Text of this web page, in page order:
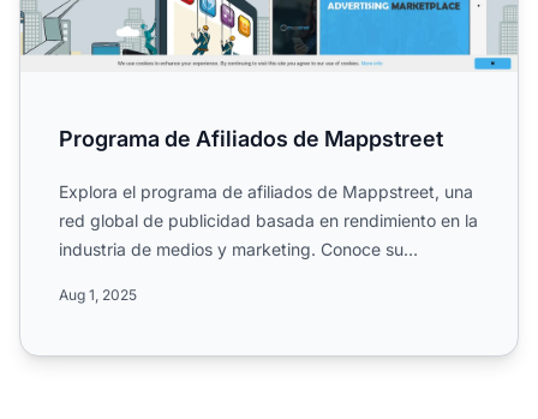
Programa de Afiliados de Mappstreet
Explora el programa de afiliados de Mappstreet, una
red global de publicidad basada en rendimiento en la
industria de medios y marketing. Conoce su
Aug 1, 2025